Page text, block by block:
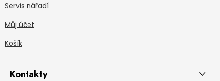
Servis nářadí
Můj účet
Košík
Kontakty